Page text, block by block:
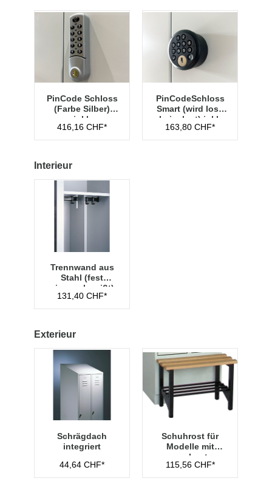
PinCode Schloss
(Farbe Silber)
inkl.
Hauptschlüssel
Typ 1
416,16 CHF*
PinCodeSchloss
Smart (wird lose
beigelegt) inkl.
Managementschl
üssel
163,80 CHF*
Interieur
Trennwand aus
Stahl (fest
eingeschweißt)
131,40 CHF*
Exterieur
Schrägdach
integriert
44,64 CHF*
Schuhrost für
Modelle mit
vorgebauter
Sitzbank,
Abteilbreite 300
115,56 CHF*